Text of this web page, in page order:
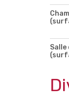
Salle